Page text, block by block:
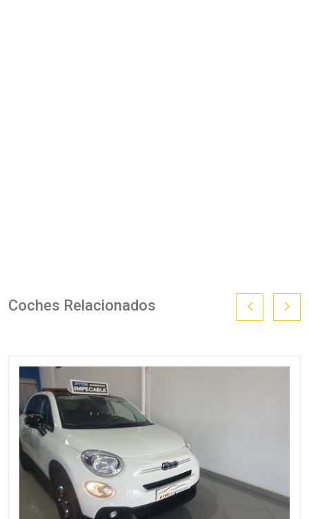
Coches Relacionados